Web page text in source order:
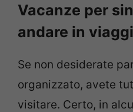
Vacanze per
andare in
Se non desiderate
organizzato, avete
visitare. Certo, in